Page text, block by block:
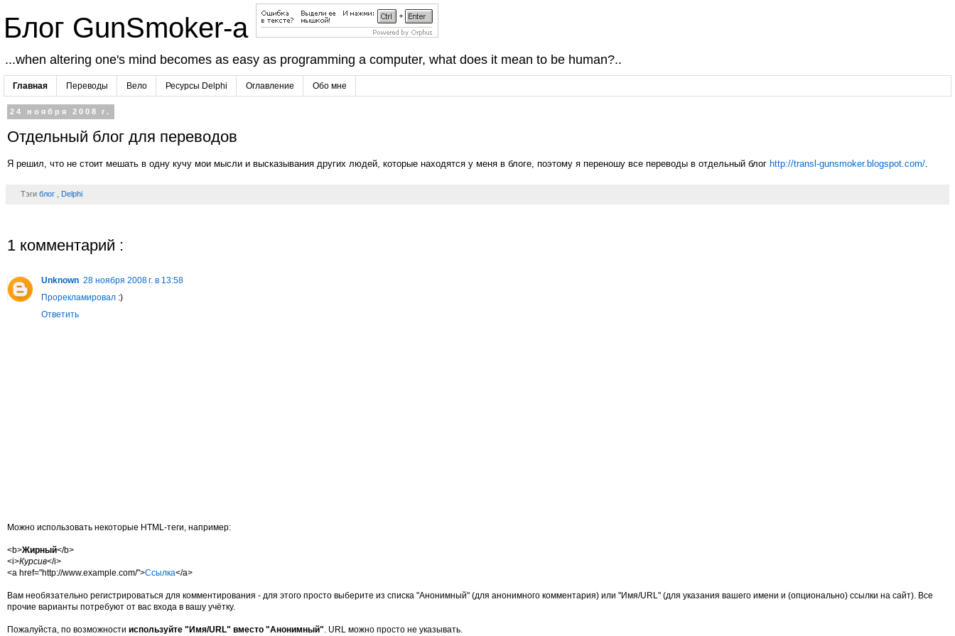
Блог GunSmoker-а
...when altering one's mind becomes as easy as programming a computer, what does it mean to be human?..
Главная Переводы Вело Ресурсы Delphi Оглавление Обо мне
24 ноября 2008 г.
Отдельный блог для переводов
Я решил, что не стоит мешать в одну кучу мои мысли и высказывания других людей, которые находятся у меня в блоге, поэтому я переношу все переводы в отдельный блог http://transl-gunsmoker.blogspot.com/.
Тэги блог Delphi
1 комментарий :
Unknown 28 ноября 2008 г. в 13:58
Прорекламировал :)
Ответить
Можно использовать некоторые HTML-теги, например:
<b>Жирный</b>
<i>Курсив</i>
<a href="http://www.example.com/">Ссылка</a>
Вам необязательно регистрироваться для комментирования - для этого просто выберите из списка "Анонимный" (для анонимного комментария) или "Имя/URL" (для указания вашего имени и (опционально) ссылки на сайт). Все
прочие варианты потребуют от вас входа в вашу учётку.
Пожалуйста, по возможности используйте "Имя/URL" вместо "Анонимный". URL можно просто не указывать.